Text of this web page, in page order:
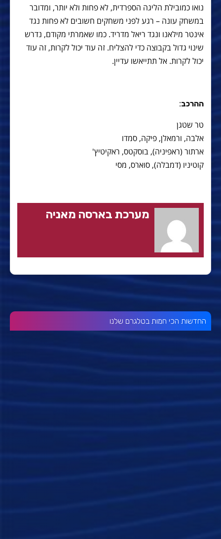
נואו כמובילת הליגה הספרדית, לא פחות ולא יותר, ומדובר
במשחק עונה – רגע לפני משחקים חשובים לא פחות נגד
אינטר מילאנו ונגד ריאל מדריד. כמו שאמרתי מקודם, נדרש
שינוי גדול בקבוצה כדי להצליח. זה עוד יכול לקרות, זה עוד
יכול לקרות. אל תתייאשו עדיין.
ההרכב:
טר שטגן
אלבה, ורמאלן, פיקה, סמדו
ארתור (ראפיניה), בוסקטס, ראקיטיץ'
קוטיניו (דמבלה), סוארס, מסי
מערכת בארסה מאניה
החדשות הכי חמות בטלגרם שלנו